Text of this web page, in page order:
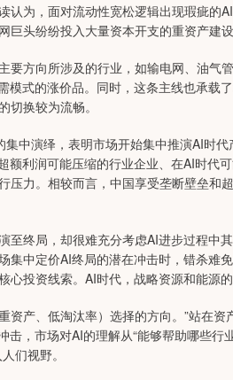
认为，面对流动性宽松逻辑出现瑕疵的
头纷纷投入大量资本开支的重资产建
要方向所涉及的行业，如输电网、油气
模式的涨价品。同时，这条主线也承载
换较为流畅。
中演绎，表明市场开始集中推演AI时
额利润可能压缩的行业企业、在AI时代
压力。相较而言，中国享受垄断壁垒和
至终局，却很难充分考虑AI进步过程中
集中定价AI终局的潜在冲击时，错杀难
投资线索。AI时代，战略资源和能源的
资产、低淘汰率）选择的方向。”站在
击，市场对AI的理解从“能够帮助哪些行
们视野。